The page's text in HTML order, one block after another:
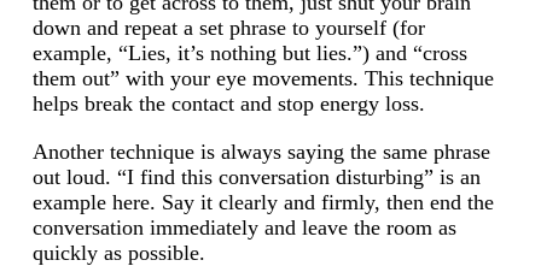
down and repeat a set phrase to yourself (for
example, “Lies, it’s nothing but lies.”) and “cross
them out” with your eye movements. This technique
helps break the contact and stop energy loss.
Another technique is always saying the same phrase
out loud. “I find this conversation disturbing” is an
example here. Say it clearly and firmly, then end the
conversation immediately and leave the room as
quickly as possible.